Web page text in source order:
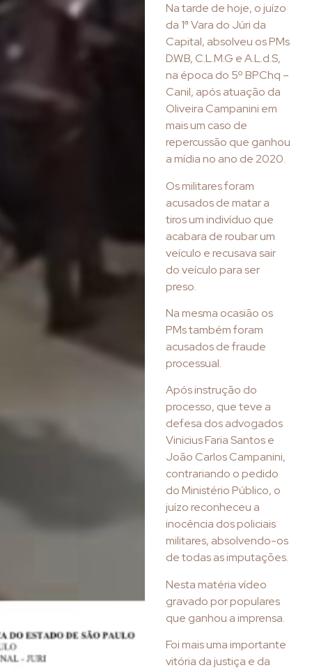
Na tarde de hoje, o juízo
da 1ª Vara do Júri da
Capital, absolveu os PMs
D.W.B, C.L.M.G e A.L.d.S,
na época do 5º BPChq –
Canil, após atuação da
Oliveira Campanini em
mais um caso de
repercussão que ganhou
a mídia no ano de 2020.
Os militares foram
acusados de matar a
tiros um indivíduo que
acabara de roubar um
veículo e recusava sair
do veículo para ser
preso.
Na mesma ocasião os
PMs também foram
acusados de fraude
processual.
Após instrução do
processo, que teve a
defesa dos advogados
Vinicius Faria Santos e
João Carlos Campanini,
contrariando o pedido
do Ministério Público, o
juízo reconheceu a
inocência dos policiais
militares, absolvendo-os
de todas as imputações.
Nesta matéria vídeo
gravado por populares
que ganhou a imprensa.
Foi mais uma importante
vitória da justiça e da